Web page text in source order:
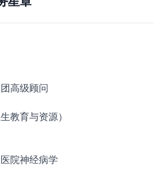
高级顾问
教育与资源）
院神经病学